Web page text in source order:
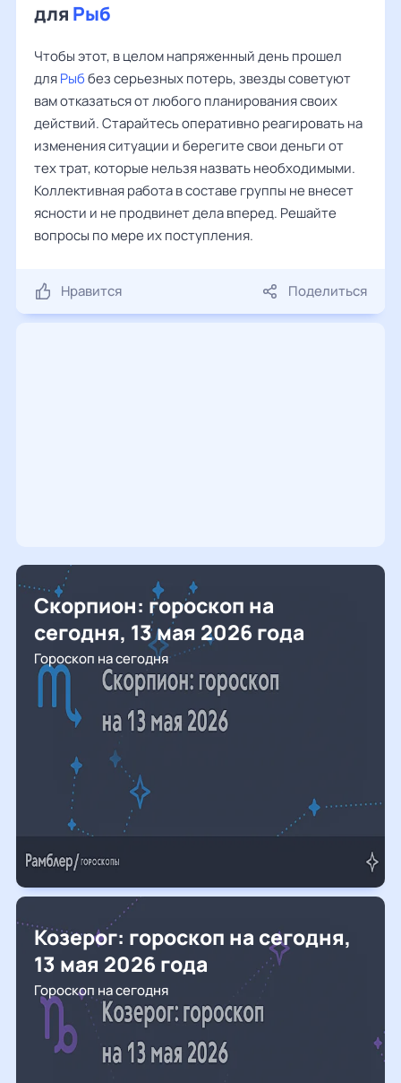
для Рыб
Чтобы этот, в целом напряженный день прошел
дляРыббез серьезных потерь, звезды советуют
вам отказаться от любого планирования своих
действий. Старайтесь оперативно реагировать на
изменения ситуации и берегите свои деньги от
тех трат, которые нельзя назвать необходимыми.
Коллективная работа в составе группы не внесет
ясности и не продвинет дела вперед. Решайте
вопросы по мере их поступления.
Нравится Поделиться
Скорпион: гороскоп на
сегодня, 13 мая 2026 года
Гороскоп на сегодня
Козерог: гороскоп на сегодня,
13 мая 2026 года
Гороскоп на сегодня